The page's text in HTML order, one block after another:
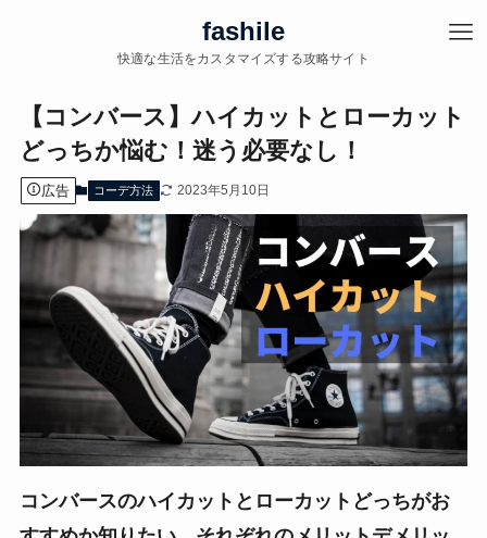
fashile
快適な生活をカスタマイズする攻略サイト
【コンバース】ハイカットとローカット
どっちか悩む！迷う必要なし！
広告 コーデ方法 2023年5月10日
コンバースのハイカットとローカットどっちがお